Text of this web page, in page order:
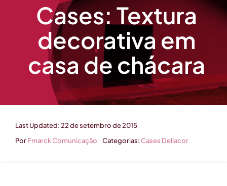
Cases: Textura
decorativa em
casa de chácara
Last Updated: 22 de setembro de 2015
PorFmarck Comunicação Categorias:Cases Dellacor